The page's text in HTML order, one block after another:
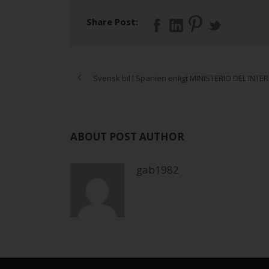
Share Post:
Svensk bil I Spanien enligt MINISTERIO DEL
ABOUT POST AUTHOR
gab1982